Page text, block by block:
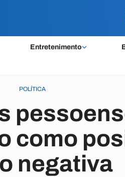
Entretenimento
POLÍTICA
como
negativa